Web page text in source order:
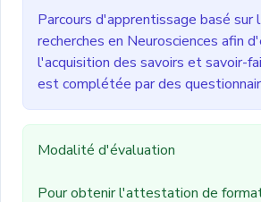
Parcours d'apprentissage basé sur
recherches en Neurosciences afin
l'acquisition des savoirs et savoir-
est complétée par des
Modalité d'évaluation
Pour obtenir l'attestation de